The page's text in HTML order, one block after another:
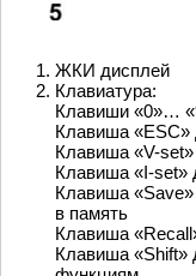
ЖКИ дисплей
Клавиатура:
Клавиши «0»…
Клавиша «ESC»
Клавиша «V-set»
Клавиша «I-set»
Клавиша
в память
Клавиша
Клавиша «Shift»